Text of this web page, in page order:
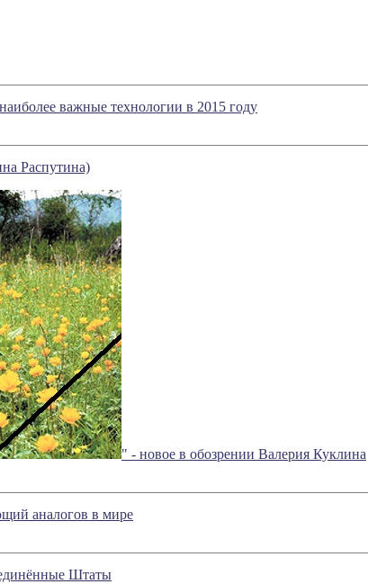
важные технологии в 2015 году
Распутина)
" - новое в обозрении Валерия Куклина
аналогов в мире
Штаты